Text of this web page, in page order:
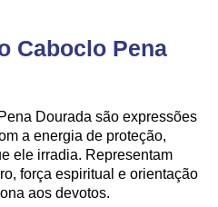
Caboclo Pena
Dourada são expressões
a energia de proteção,
ele irradia. Representam
força espiritual e orientação
aos devotos.